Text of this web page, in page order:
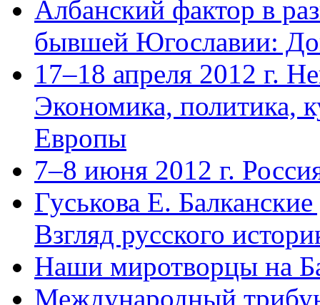
Албанский фактор в
бывшей Югославии:
17–18 апреля 2012 г.
Экономика, политика,
Европы
7–8 июня 2012 г.
Гуськова Е.
Взгляд русского
Наши миротворцы на
Международный